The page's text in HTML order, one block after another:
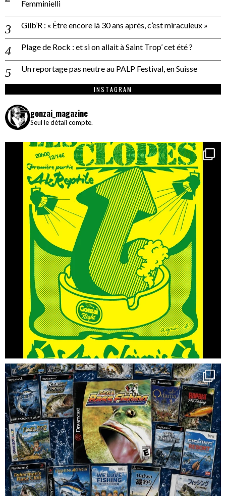
Femminielli
Gilb’R : « Être encore là 30 ans après, c’est miraculeux »
Plage de Rock : et si on allait à Saint Trop’ cet été ?
Un reportage pas neutre au PALP Festival, en Suisse
INSTAGRAM
gonzai_magazine
Seul le détail compte.